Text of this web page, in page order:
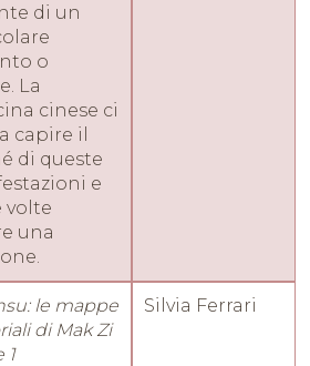
di un
o
La
cinese ci
capire il
di queste
e
volte
una
le mappe
di Mak Zi
1
Silvia Ferrari